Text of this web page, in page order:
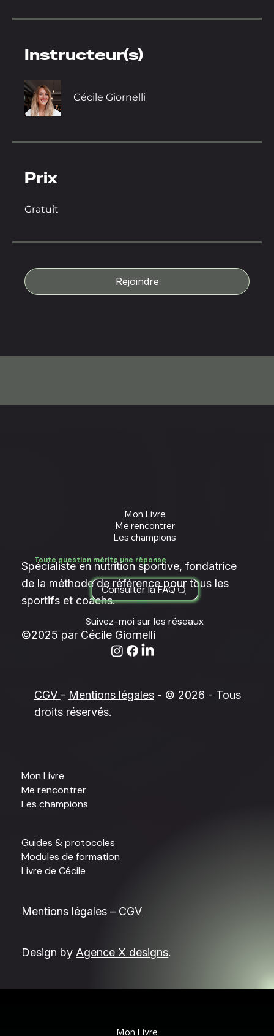
Instructeur(s)
Cécile Giornelli
Prix
Gratuit
Rejoindre
Design by Agence X designs.
Mentions légales – CGV
Academy
Academy
Spécialiste en nutrition sportive, fondatrice
de la méthode de référence pour tous les
sportifs et coachs.
©2025 par Cécile Giornelli
Mon Livre
Me rencontrer
Les champions
Guides & protocoles
Modules de formation
Livre de Cécile
Mon Livre
Me rencontrer
Les champions
Toute question mérite une réponse
Consulter la FAQ
Suivez-moi sur les réseaux
CGV - Mentions légales- © 2026 - Tous
droits réservés.
Mon Livre